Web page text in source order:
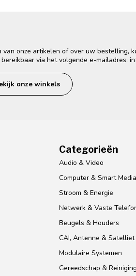
van onze artikelen of over uw bestelling,
via het volgende e-mailadres:
onze winkels
Categorieën
Audio & Video
Computer & Smart Media
Stroom & Energie
Netwerk & Vaste
Beugels & Houders
CAI, Antenne & Satelliet
Modulaire Systemen
Gereedschap & Reiniging